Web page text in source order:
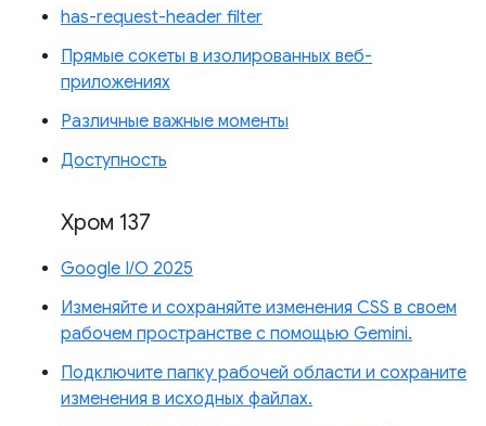
has-request-header filter
Прямые сокеты в изолированных веб-
приложениях
Различные важные моменты
Доступность
Хром 137
Google I/O 2025
Изменяйте и сохраняйте изменения CSS в своем
рабочем пространстве с помощью Gemini.
Подключите папку рабочей области и сохраните
изменения в исходных файлах.